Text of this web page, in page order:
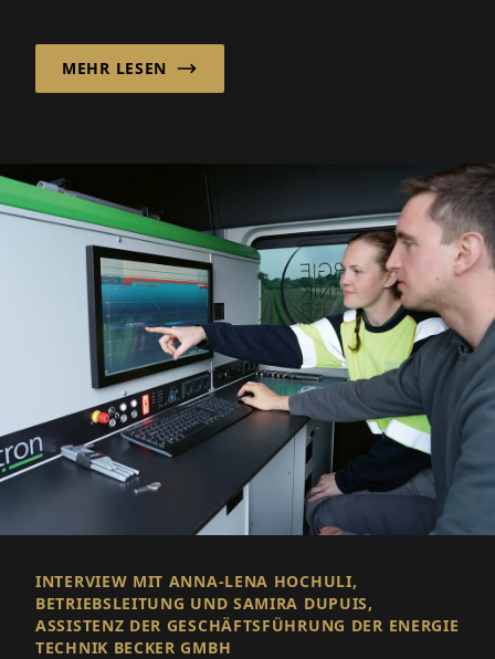
MEHR LESEN
INTERVIEW MIT ANNA-LENA HOCHULI,
BETRIEBSLEITUNG UND SAMIRA DUPUIS,
ASSISTENZ DER GESCHÄFTSFÜHRUNG DER ENERGIE
TECHNIK BECKER GMBH